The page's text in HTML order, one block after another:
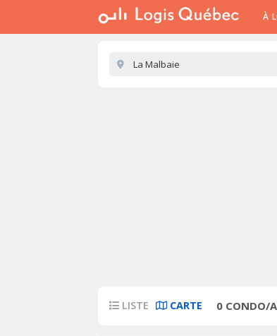
À
LISTE CARTE 0 CONDO/